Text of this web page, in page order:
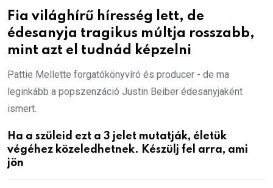
Fia világhírű híresség lett, de
édesanyja tragikus múltja rosszabb,
mint azt el tudnád képzelni
Pattie Mellette forgatókönyvíró és producer - de ma
leginkább a popszenzáció Justin Beiber édesanyjaként
ismert.
Ha a szüleid ezt a 3 jelet mutatják, életük
végéhez közeledhetnek. Készülj fel arra, ami
jön